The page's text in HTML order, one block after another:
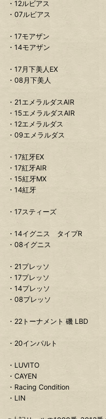
・12ルビアス
・07ルビアス
・17モアザン
・14モアザン
・17月下美人EX
・08月下美人
・21エメラルダスAIR
・15エメラルダスAIR
・12エメラルダス
・09エメラルダス
・17紅牙EX
・17紅牙AIR
・15紅牙MX
・14紅牙
・17スティーズ
・14イグニス タイプR
・08イグニス
・21プレッソ
・17プレッソ
・14プレッソ
・08プレッソ
・22トーナメント 磯 LBD
・20インパルト
・LUVITO
・CAYEN
・Racing Condition
・LIN